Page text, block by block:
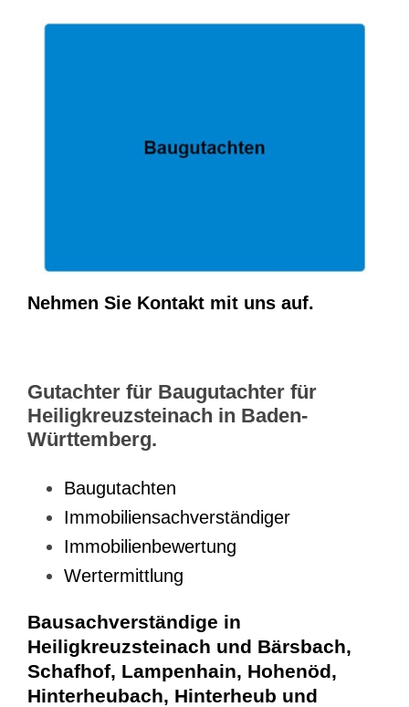
Nehmen Sie Kontakt mit uns auf.
Gutachter für Baugutachter für
Heiligkreuzsteinach in Baden-
Württemberg.
Baugutachten
Immobiliensachverständiger
Immobilienbewertung
Wertermittlung
Bausachverständige in
Heiligkreuzsteinach und Bärsbach,
Schafhof, Lampenhain, Hohenöd,
Hinterheubach, Hinterheub und